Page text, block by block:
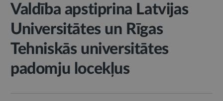
Valdība apstiprina Latvijas
Universitātes un Rīgas
Tehniskās universitātes
padomju locekļus